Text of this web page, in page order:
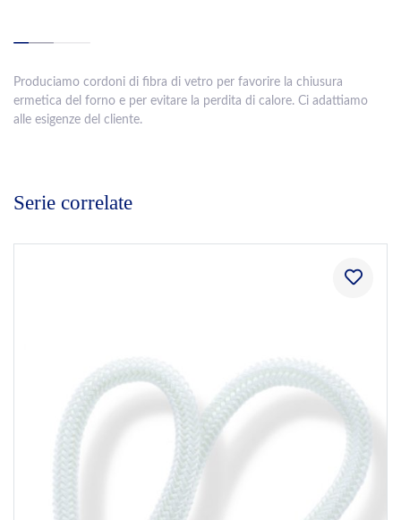
Produciamo cordoni di fibra di vetro per favorire la chiusura
ermetica del forno e per evitare la perdita di calore. Ci adattiamo
alle esigenze del cliente.
Serie correlate